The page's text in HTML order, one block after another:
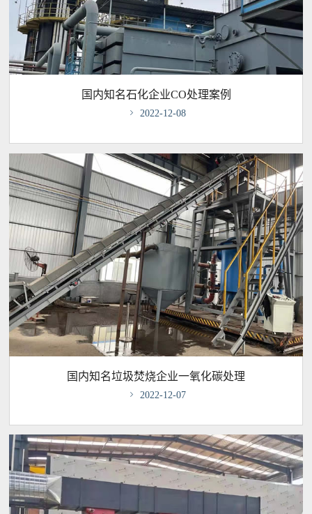
国内知名石化企业CO处理案例
 2022-12-08
国内知名垃圾焚烧企业一氧化碳处理
 2022-12-07